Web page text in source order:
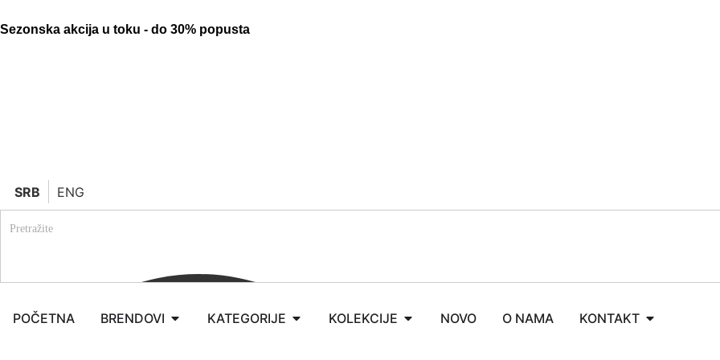
Sezonska akcija u toku - do 30% popusta
SRB ENG
POČETNA BRENDOVI KATEGORIJE KOLEKCIJE NOVO O NAMA KONTAKT